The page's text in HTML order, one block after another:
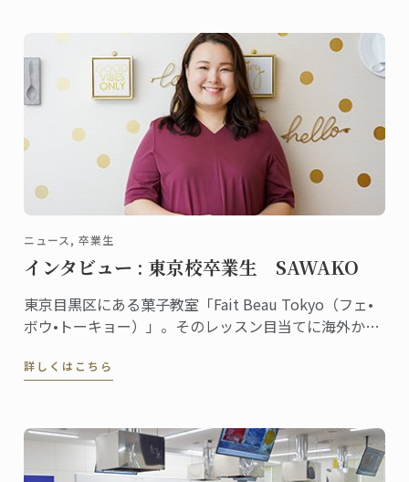
ニュース, 卒業生
インタビュー : 東京校卒業生 SAWAKO
東京目黒区にある菓子教室「Fait Beau Tokyo（フェ•
ボウ•トーキョー）」。そのレッスン目当てに海外から
いるSAWAKOさんは東京校で菓子ディプロムを取得し
詳しくはこちら